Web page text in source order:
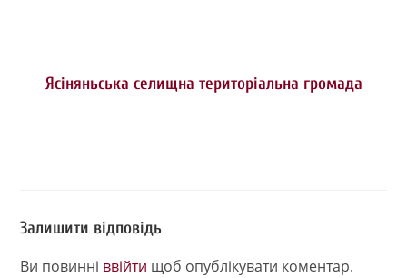
Ясіняньська селищна територіальна громада
Залишити відповідь
Ви повинні ввійти щоб опублікувати коментар.